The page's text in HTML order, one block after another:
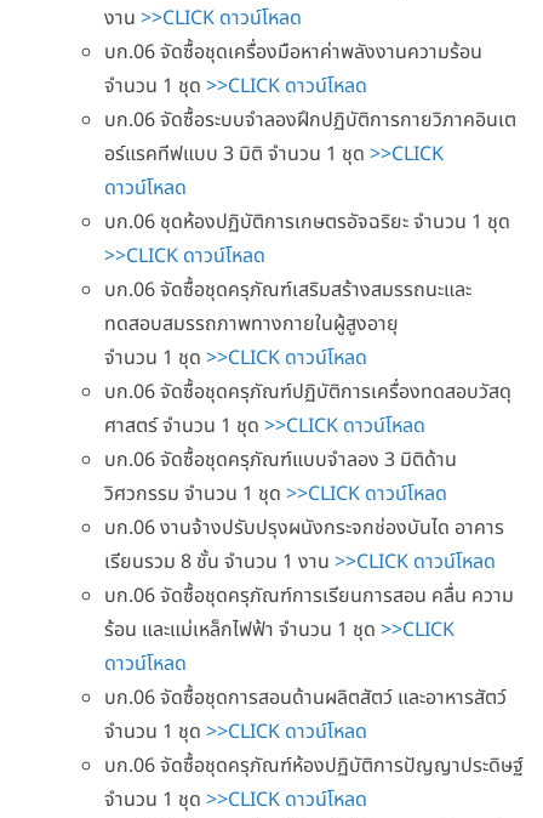
งาน >>CLICK ดาวน์โหลด
บก.06 จัดซื้อชุดเครื่องมือหาค่าพลังงานความร้อน
จำนวน 1 ชุด >>CLICK ดาวน์โหลด
บก.06 จัดซื้อระบบจำลองฝึกปฏิบัติการกายวิภาคอินเต
อร์แรคทีฟแบบ 3 มิติ จำนวน 1 ชุด >>CLICK
ดาวน์โหลด
บก.06 ชุดห้องปฏิบัติการเกษตรอัจฉริยะ จำนวน 1 ชุด
>>CLICK ดาวน์โหลด
บก.06 จัดซื้อชุดครุภัณฑ์เสริมสร้างสมรรถนะและ
ทดสอบสมรรถภาพทางกายในผู้สูงอายุ
จำนวน 1 ชุด >>CLICK ดาวน์โหลด
บก.06 จัดซื้อชุดครุภัณฑ์ปฏิบัติการเครื่องทดสอบวัสดุ
ศาสตร์ จำนวน 1 ชุด >>CLICK ดาวน์โหลด
บก.06 จัดซื้อชุดครุภัณฑ์แบบจำลอง 3 มิติด้าน
วิศวกรรม จำนวน 1 ชุด >>CLICK ดาวน์โหลด
บก.06 งานจ้างปรับปรุงผนังกระจกช่องบันได อาคาร
เรียนรวม 8 ชั้น จำนวน 1 งาน >>CLICK ดาวน์โหลด
บก.06 จัดซื้อชุดครุภัณฑ์การเรียนการสอน คลื่น ความ
ร้อน และแม่เหล็กไฟฟ้า จำนวน 1 ชุด >>CLICK
ดาวน์โหลด
บก.06 จัดซื้อชุดการสอนด้านผลิตสัตว์ และอาหารสัตว์
จำนวน 1 ชุด >>CLICK ดาวน์โหลด
บก.06 จัดซื้อชุดครุภัณฑ์ห้องปฏิบัติการปัญญาประดิษฐ์
จำนวน 1 ชุด >>CLICK ดาวน์โหลด